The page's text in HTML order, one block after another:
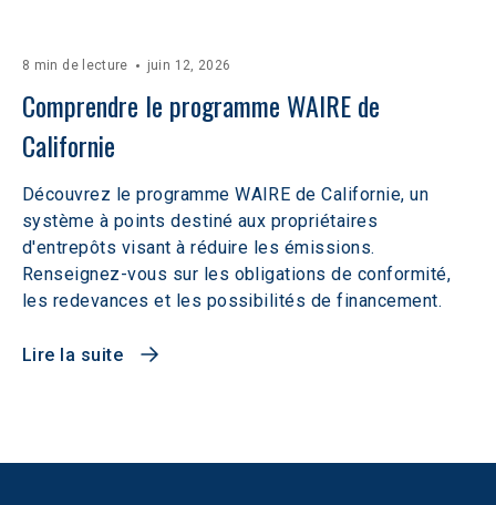
8 min de lecture juin 12, 2026
Comprendre le programme WAIRE de
Californie
Découvrez le programme WAIRE de Californie, un
système à points destiné aux propriétaires
d'entrepôts visant à réduire les émissions.
Renseignez-vous sur les obligations de conformité,
les redevances et les possibilités de financement.
Lire la suite